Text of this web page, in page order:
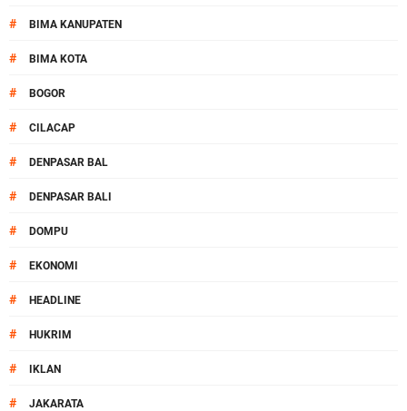
# BIMA KANUPATEN
# BIMA KOTA
# BOGOR
# CILACAP
# DENPASAR BAL
# DENPASAR BALI
# DOMPU
# EKONOMI
# HEADLINE
# HUKRIM
# IKLAN
# JAKARATA